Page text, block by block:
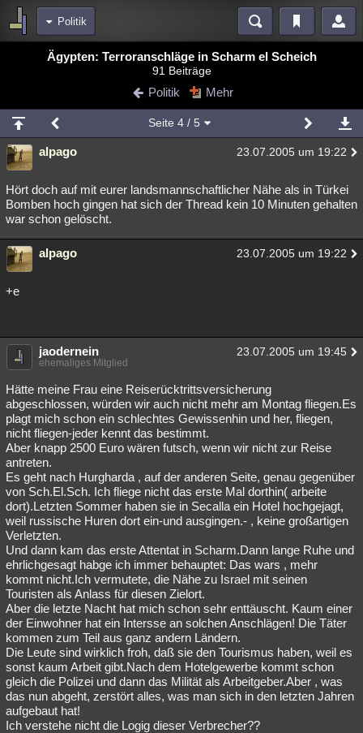
Politik
Blogs
Chat Wiki Neuigkeiten
meine Rubriken
Menschen Mystery Kriminalfälle
Spiritualität Verschwörungen Technologie Ufologie
Natur Umfragen
weitere Rubriken
Philosophie
Übersichten
Lesenswert Schlüsselwörter
Ägypten: Terroranschläge in Scharm el Scheich
91 Beiträge
Politik Mehr
Seite 4/ 5
alpago 23.07.2005 um 19:22
Hört doch auf mit eurer landsmannschaftlicher Nähe als in Türkei
Bomben hoch gingen hat sich der Thread kein 10 Minuten gehalten
war schon gelöscht.
alpago 23.07.2005 um 19:22
+e
jaodernein 23.07.2005 um 19:45
ehemaliges Mitglied
Hätte meine Frau eine Reiserücktrittsversicherung
abgeschlossen, würden wir auch nicht mehr am Montag fliegen.Es
plagt mich schon ein schlechtes Gewissenhin und her, fliegen,
nicht fliegen-jeder kennt das bestimmt.
Aber knapp 2500 Euro wären futsch, wenn wir nicht zur Reise
antreten.
Es geht nach Hurgharda , auf der anderen Seite, genau gegenüber
von Sch.El.Sch. Ich fliege nicht das erste Mal dorthin( arbeite
dort).Letzten Sommer haben sie in Secalla ein Hotel hochgejagt,
weil russische Huren dort ein-und ausgingen.- , keine großartigen
Verletzten.
Und dann kam das erste Attentat in Scharm.Dann lange Ruhe und
ehrlichgesagt habge ich immer behauptet: Das wars , mehr
kommt nicht.Ich vermutete, die Nähe zu Israel mit seinen
Touristen als Anlass für diesen Zielort.
Aber die letzte Nacht hat mich schon sehr enttäuscht. Kaum einer
der Einwohner hat ein Intersse an solchen Anschlägen! Die Täter
kommen zum Teil aus ganz andern Ländern.
Die Leute sind wirklich froh, daß sie den Tourismus haben, weil es
sonst kaum Arbeit gibt.Nach dem Hotelgewerbe kommt schon
gleich die Polizei und dann das Milität als Arbeitgeber.Aber , was
das nun abgeht, zerstört alles, was man sich in den letzten Jahren
aufgebaut hat!
Ich verstehe nicht die Logig dieser Verbrecher??